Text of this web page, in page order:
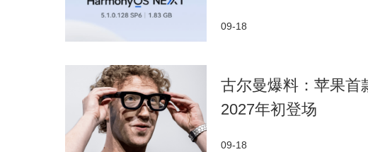
09-18
古尔曼爆料：苹果首
2027年初登场
09-18